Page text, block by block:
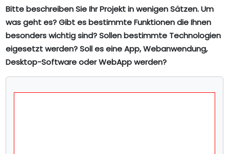
Bitte beschreiben Sie Ihr Projekt in wenigen Sätzen. Um
was geht es? Gibt es bestimmte Funktionen die Ihnen
besonders wichtig sind? Sollen bestimmte Technologien
eigesetzt werden? Soll es eine App, Webanwendung,
Desktop-Software oder WebApp werden?